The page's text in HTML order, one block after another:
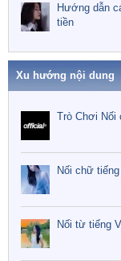
Hướng dẫn
tiền
Xu hướng nội dung
Trò Chơi Nối
Nối chữ tiếng
Nối từ tiếng